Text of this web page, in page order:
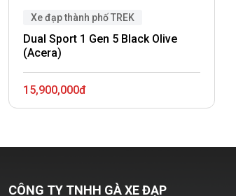
Xe đạp thành phố TREK
Dual Sport 1 Gen 5 Black Olive
(Acera)
15,900,000đ
CÔNG TY TNHH GÀ XE ĐẠP